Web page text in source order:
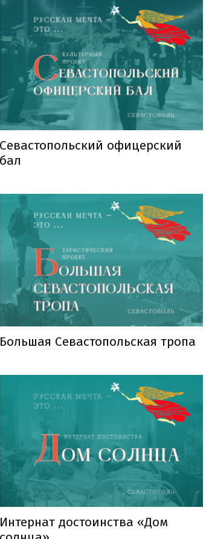
Севастопольский офицерский
бал
Большая Севастопольская тропа
Интернат достоинства «Дом